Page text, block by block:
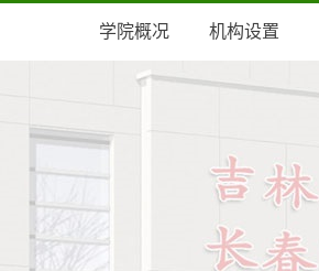
学院概况 机构设置